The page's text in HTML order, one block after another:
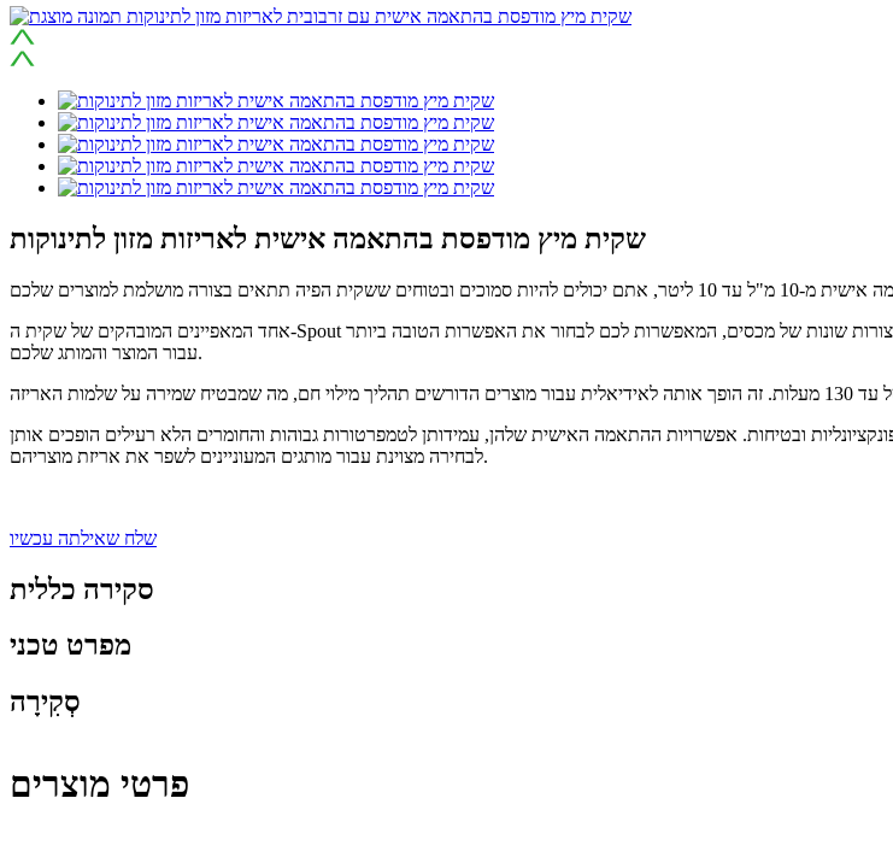
שקית מיץ מודפסת בהתאמה אישית לאריזות מזון לתינוקות
אחד המאפיינים המובהקים של שקית ה-Spout הוא המכסה המונע בליעה, המספק בטיחות ושקט נפשי נוסף, במיוחד עבור מוצרי תינוקות. קיימות גם צורות שונות של מכסים, המאפשרות לכם לבחור את האפשרות הטובה ביותר
עבור המוצר והמותג שלכם.
ובטיחות. אפשרויות ההתאמה האישית שלהן, עמידותן לטמפרטורות גבוהות והחומרים הלא רעילים הופכים אותן
לבחירה מצוינת עבור מותגים המעוניינים לשפר את אריזת מוצריהם.
שלח שאילתה עכשיו
סקירה כללית
מפרט טכני
סְקִירָה
פרטי מוצרים